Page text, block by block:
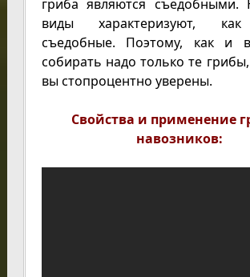
гриба являются съедобными.
виды характеризуют,
съедобные. Поэтому, как и
собирать надо только те
вы стопроцентно уверены.
Свойства и применение
навозников: